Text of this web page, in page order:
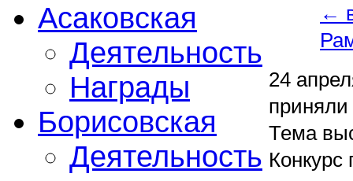
Асаковская
Деятельность
Награды
Борисовская
Деятельность
←
24
приняли
Тема